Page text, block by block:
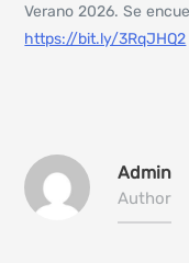
Verano 2026. Se
https://bit.ly/3RqJHQ2
Admin
Author